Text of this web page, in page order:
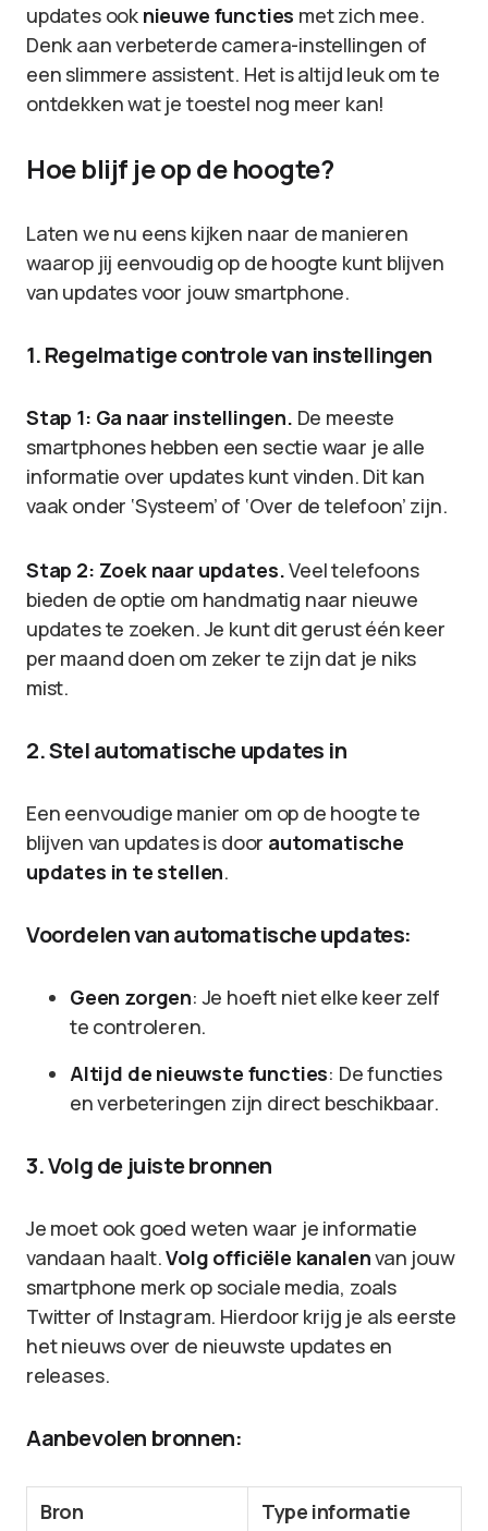
updates ook nieuwe functies met zich mee.
Denk aan verbeterde camera-instellingen of
een slimmere assistent. Het is altijd leuk om te
ontdekken wat je toestel nog meer kan!
Hoe blijf je op de hoogte?
Laten we nu eens kijken naar de manieren
waarop jij eenvoudig op de hoogte kunt blijven
van updates voor jouw smartphone.
1. Regelmatige controle van instellingen
Stap 1: Ga naar instellingen. De meeste
smartphones hebben een sectie waar je alle
informatie over updates kunt vinden. Dit kan
vaak onder ‘Systeem’ of ‘Over de telefoon’ zijn.
Stap 2: Zoek naar updates.Veel telefoons
bieden de optie om handmatig naar nieuwe
updates te zoeken. Je kunt dit gerust één keer
per maand doen om zeker te zijn dat je niks
mist.
2. Stel automatische updates in
Een eenvoudige manier om op de hoogte te
blijven van updates is door automatische
updates in te stellen.
Voordelen van automatische updates:
Geen zorgen: Je hoeft niet elke keer zelf
te controleren.
Altijd de nieuwste functies: De functies
en verbeteringen zijn direct beschikbaar.
3. Volg de juiste bronnen
Je moet ook goed weten waar je informatie
vandaan haalt.Volg officiële kanalenvan jouw
smartphone merk op sociale media, zoals
Twitter of Instagram. Hierdoor krijg je als eerste
het nieuws over de nieuwste updates en
releases.
Aanbevolen bronnen:
Bron Type informatie